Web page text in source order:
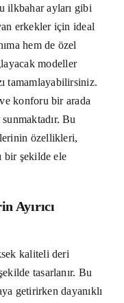
ilkbahar ayları gibi
erkekler için ideal
hem de özel
modeller
tamamlayabilirsiniz.
konforu bir arada
Bu
özellikleri,
bir şekilde ele
Ayırıcı
kaliteli deri
tasarlanır. Bu
getirirken dayanıklı